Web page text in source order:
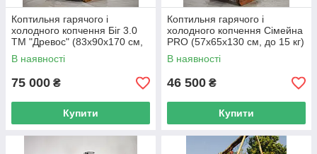
Коптильня гарячого і
холодного копчення Біг 3.0
ТМ "Древос" (83х90х170 см,
до 70 кг) ПІД ЗАМОВЛЕННЯ
В наявності
75 000 ₴
Купити
Коптильня гарячого і
холодного копчення Сімейна
PRO (57х65х130 см, до 15 кг)
ПІД ЗАМОВЛЕННЯ
В наявності
46 500 ₴
Купити